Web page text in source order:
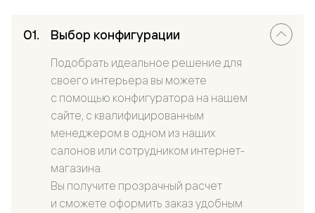
Выбор конфигурации
Подобрать идеальное решение для
своего интерьера вы можете
с помощью конфигуратора на нашем
сайте, с квалифицированным
менеджером в одном из наших
салонов или сотрудником интернет-
магазина.
Вы получите прозрачный расчет
и сможете оформить заказ удобным